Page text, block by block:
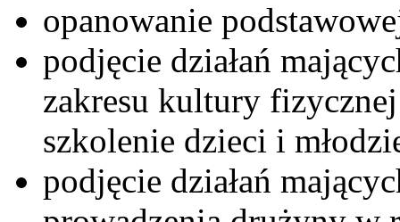
opanowanie
podjęcie działań
zakresu kultury
szkolenie dzieci i
podjęcie działań